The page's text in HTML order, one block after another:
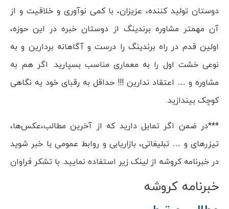
دوستان تولید کننده، عزیزان، با کمی نوآوری و خلاقیت و از
آن مهمتر مشاوره برندینگ از دوستان خبره در این حوزه،
اولین قدم در راه برندینگ را درست و آگاهانه بردارین و به
نوعی خشت اول را به معماری مناسب بسپارید. اگر هم به
مشاوره و … اعتقاد ندارین !!! حداقل به رقبای خود یه نگاهی
کوچک بیندازید.
***در ضمن اگر تمایل دارید که از آخرین مطالب،عکس‌ها،
تیزر‌های و … تبلیغاتی، بازاریابی و روابط عمومی با خبر شوید
در خبرنامه کروشه از لینک زیر استفاده نمایید. با تشکر فراوان
خبرنامه کروشه